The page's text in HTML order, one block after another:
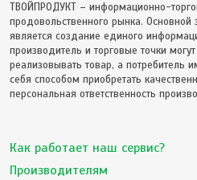
ТВОЙПРОДУКТ – информационно-
продовольственного рынка.
является создание единого
производитель и торговые точки
реализовывать товар, а потребитель
себя способом приобретать
персональная ответственность
Как работает наш сервис?
Производителям